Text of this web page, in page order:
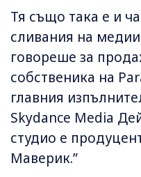
Тя също така е и
сливания на
говореше за
собственика на
главния
Skydance Media
студио е
Маверик.”